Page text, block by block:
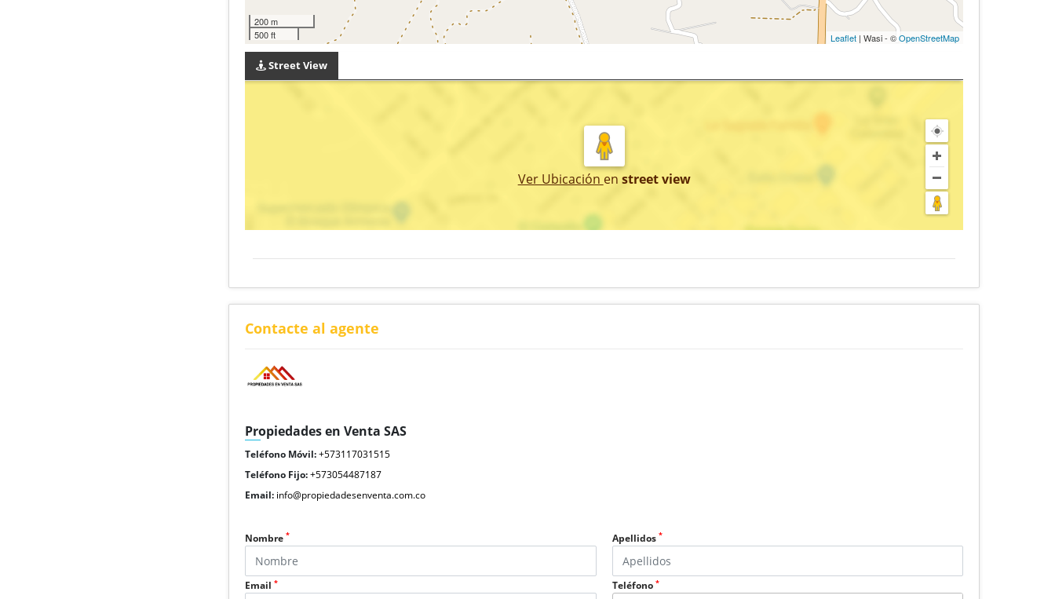
200 m
500 ft
Leaflet| Wasi - ©OpenStreetMap
Street View
Ver Ubicación en street view
Contacte al agente
Propiedades en Venta SAS
Teléfono Móvil:+573117031515
Teléfono Fijo:+573054487187
Email: info@propiedadesenventa.com.co
Nombre* Apellidos *
Email* Teléfono *